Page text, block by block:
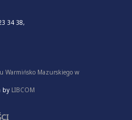
34 38,
Warmińsko Mazurskiego w
by LIBCOM